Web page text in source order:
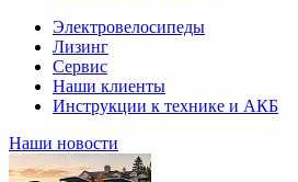
Электровелосипеды
Лизинг
Сервис
Наши клиенты
Инструкции к технике и АКБ
Наши новости